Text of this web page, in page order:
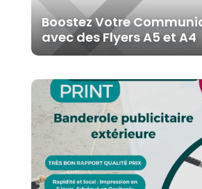
Boostez Votre
avec des Flyers A5 et A4